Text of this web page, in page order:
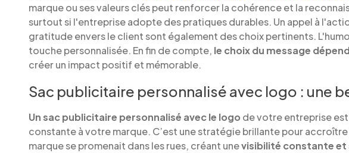
marque ou ses valeurs clés peut renforcer la cohérence et la
surtout si l'entreprise adopte des pratiques durables. Un appel à
gratitude envers le client sont également des choix pertinents.
touche personnalisée. En fin de compte, le choix du message
créer un impact positif et mémorable.
Sac publicitaire personnalisé avec logo : une
Un sac publicitaire personnalisé avec le logo de votre entreprise
constante à votre marque. C’est une stratégie brillante pour
marque se promenait dans les rues, créant unevisibilité constante et